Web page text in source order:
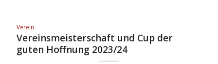
Verein
Vereinsmeisterschaft und Cup der
guten Hoffnung 2023/24